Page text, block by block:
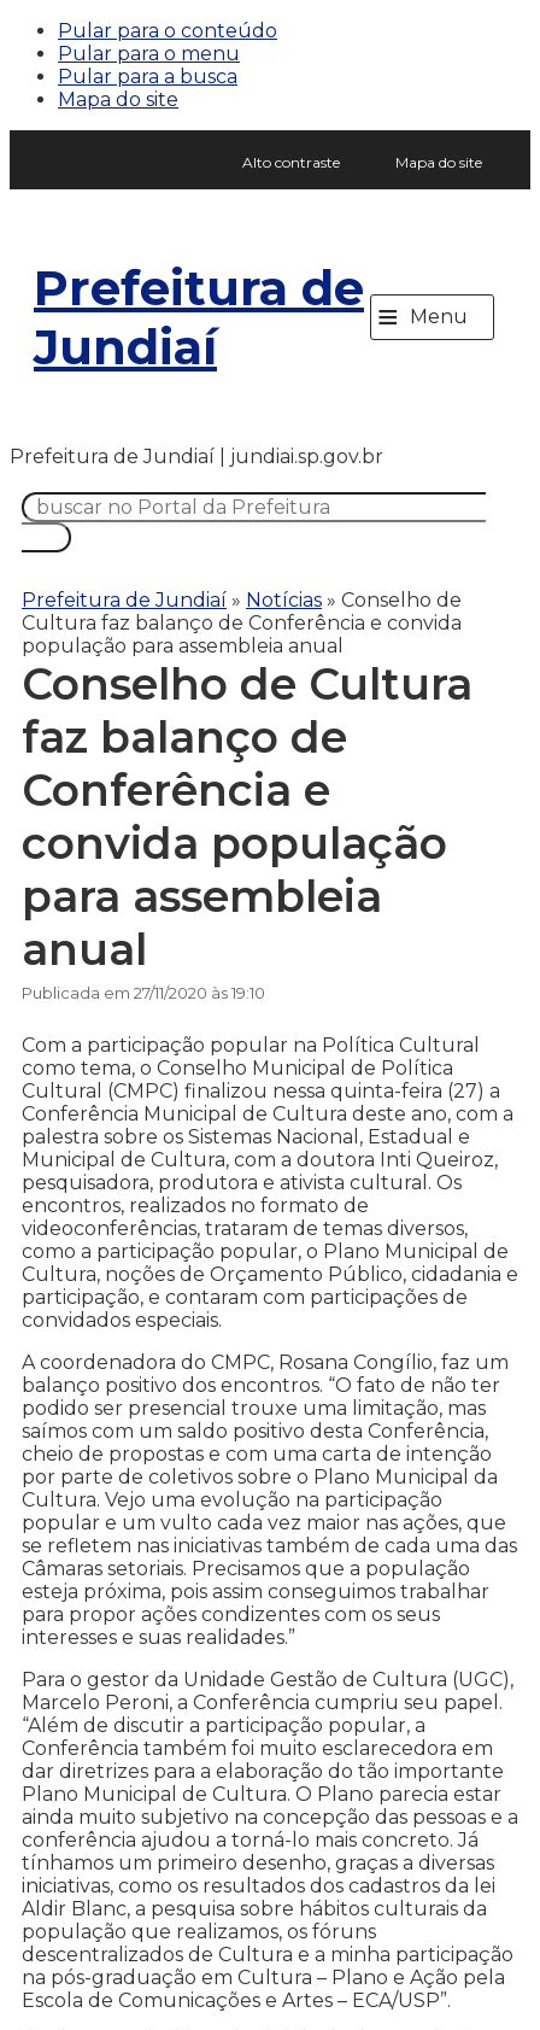
Pular para o conteúdo
Pular para o menu
Pular para a busca
Mapa do site
Alto contraste Mapa do site
Prefeitura de
Jundiaí
≡ Menu
Prefeitura de Jundiaí | jundiai.sp.gov.br
Prefeitura de Jundiaí » Notícias » Conselho de
Cultura faz balanço de Conferência e convida
população para assembleia anual
Conselho de Cultura
faz balanço de
Conferência e
convida população
para assembleia
anual
Publicada em 27/11/2020 às 19:10
Com a participação popular na Política Cultural
como tema, o Conselho Municipal de Política
Cultural (CMPC) finalizou nessa quinta-feira (27) a
Conferência Municipal de Cultura deste ano, com a
palestra sobre os Sistemas Nacional, Estadual e
Municipal de Cultura, com a doutora Inti Queiroz,
pesquisadora, produtora e ativista cultural. Os
encontros, realizados no formato de
videoconferências, trataram de temas diversos,
como a participação popular, o Plano Municipal de
Cultura, noções de Orçamento Público, cidadania e
participação, e contaram com participações de
convidados especiais.
A coordenadora do CMPC, Rosana Congílio, faz um
balanço positivo dos encontros. “O fato de não ter
podido ser presencial trouxe uma limitação, mas
saímos com um saldo positivo desta Conferência,
cheio de propostas e com uma carta de intenção
por parte de coletivos sobre o Plano Municipal da
Cultura. Vejo uma evolução na participação
popular e um vulto cada vez maior nas ações, que
se refletem nas iniciativas também de cada uma das
Câmaras setoriais. Precisamos que a população
esteja próxima, pois assim conseguimos trabalhar
para propor ações condizentes com os seus
interesses e suas realidades.”
Para o gestor da Unidade Gestão de Cultura (UGC),
Marcelo Peroni, a Conferência cumpriu seu papel.
“Além de discutir a participação popular, a
Conferência também foi muito esclarecedora em
dar diretrizes para a elaboração do tão importante
Plano Municipal de Cultura. O Plano parecia estar
ainda muito subjetivo na concepção das pessoas e a
conferência ajudou a torná-lo mais concreto. Já
tínhamos um primeiro desenho, graças a diversas
iniciativas, como os resultados dos cadastros da lei
Aldir Blanc, a pesquisa sobre hábitos culturais da
população que realizamos, os fóruns
descentralizados de Cultura e a minha participação
na pós-graduação em Cultura – Plano e Ação pela
Escola de Comunicações e Artes – ECA/USP”.